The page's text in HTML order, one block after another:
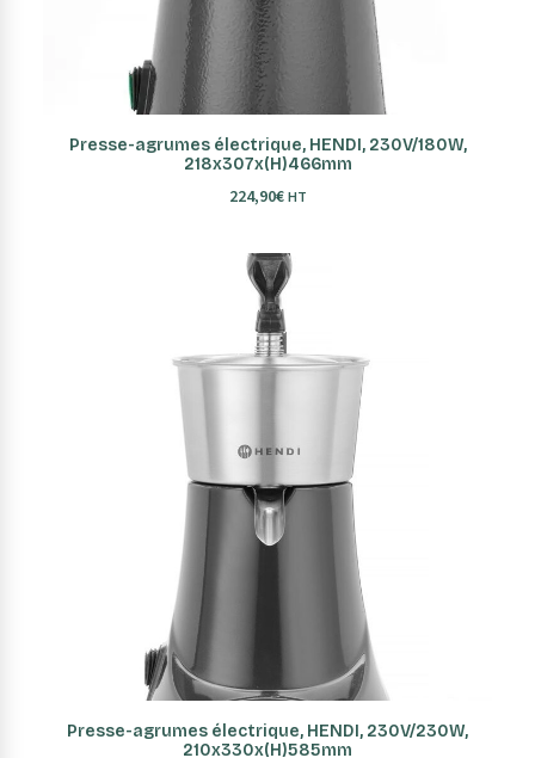
AJOUTER AU PANIER
Presse-agrumes électrique, HENDI, 230V/180W,
218x307x(H)466mm
224,90€ HT
AJOUTER AU PANIER
Presse-agrumes électrique, HENDI, 230V/230W,
210x330x(H)585mm